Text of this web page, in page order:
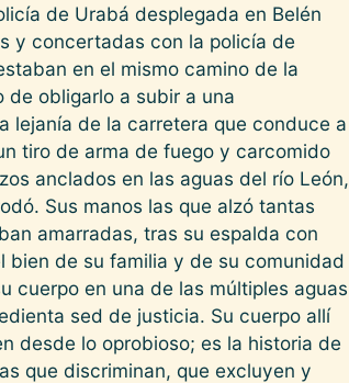
de Urabá desplegada en Belén
y concertadas con la policía de
en el mismo camino de la
de obligarlo a subir a una
lejanía de la carretera que conduce a
tiro de arma de fuego y carcomido
anclados en las aguas del río León,
Sus manos las que alzó tantas
amarradas, tras su espalda con
bien de su familia y de su comunidad
cuerpo en una de las múltiples aguas
sed de justicia. Su cuerpo allí
desde lo oprobioso; es la historia de
que discriminan, que excluyen y